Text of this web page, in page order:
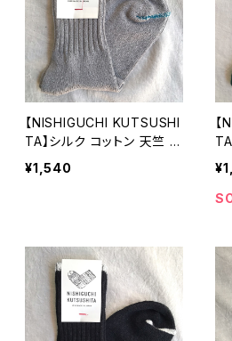
【NISHIGUCHI KUTSUSHI
TA】シルク コットン 天竺 ソ
ックス ライトグレー 日本製
靴下 オールシーズン 【ニシ
¥1,540
ックス ア